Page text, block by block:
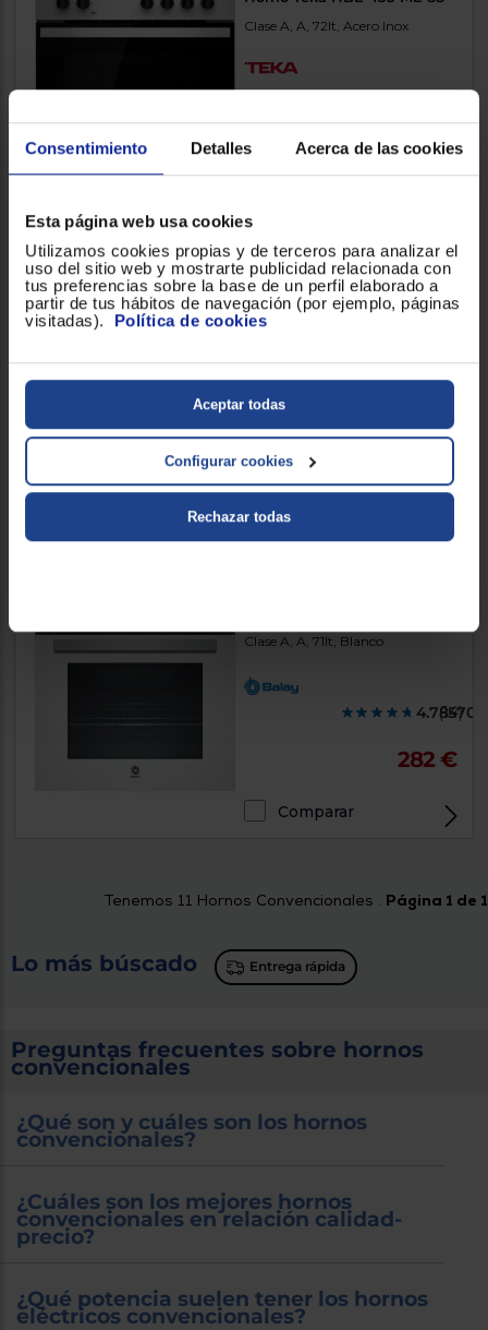
Consentimiento Detalles Acerca de las cookies
Esta página web usa cookies
Utilizamos cookies propias y de terceros para analizar el
uso del sitio web y mostrarte publicidad relacionada con
tus preferencias sobre la base de un perfil elaborado a
partir de tus hábitos de navegación (por ejemplo, páginas
visitadas). Política de cookies
Aceptar todas
Configurar cookies
Rechazar todas
Clase A, A, 72lt, Acero Inox
313 €
Horno Balay 3HB1000X0
Clase A, A, 71lt, Blanco
(14)
282 €
Comparar
Tenemos 11 Hornos Convencionales . Página 1 de 1
Lo más búscado Entrega rápida
Preguntas frecuentes sobre hornos
convencionales
¿Qué son y cuáles son los hornos
convencionales?
¿Cuáles son los mejores hornos
convencionales en relación calidad-
precio?
¿Qué potencia suelen tener los hornos
eléctricos convencionales?